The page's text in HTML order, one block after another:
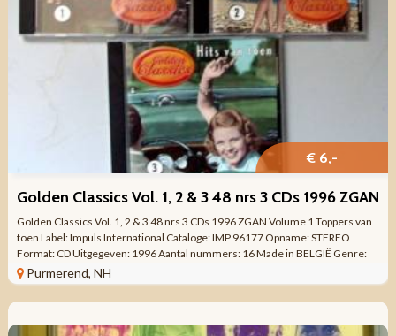
€ 6,-
Golden Classics Vol. 1, 2 & 3 48 nrs 3 CDs 1996 ZGAN
Golden Classics Vol. 1, 2 & 3 48 nrs 3 CDs 1996 ZGAN Volume 1 Toppers van
toen Label: Impuls International Cataloge: IMP 96177 Opname: STEREO
Format: CD Uitgegeven: 1996 Aantal nummers: 16 Made in BELGIË Genre:
Rock ...
Purmerend, NH